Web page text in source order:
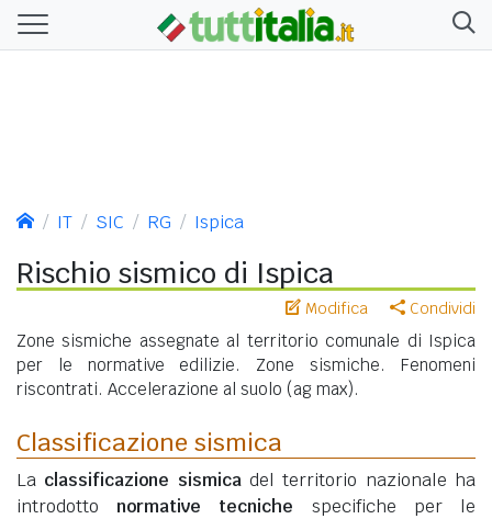
IT SIC RG Ispica
Rischio sismico di Ispica
Modifica Condividi
Zone sismiche assegnate al territorio comunale di Ispica
per le normative edilizie. Zone sismiche. Fenomeni
riscontrati. Accelerazione al suolo (ag max).
Classificazione sismica
La classificazione sismicadel territorio nazionale ha
introdotto normative tecniche specifiche per le